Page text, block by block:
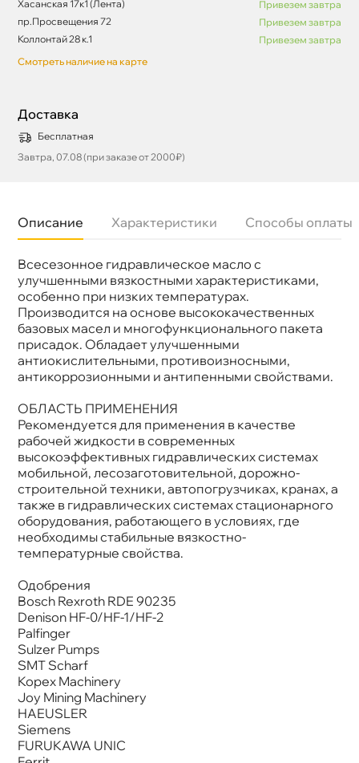
Хасанская 17к1 (Лента)
Привезем завтра
пр.Просвещения 72
Привезем завтра
Коллонтай 28 к.1
Привезем завтра
Смотреть наличие на карте
Доставка
Бесплатная
Завтра, 07.08 (при заказе от 2000₽)
Описание Характеристики Способы оплаты
сесезонное гидравлическое масло с
улучшенными вязкостными характеристиками,
особенно при низких температурах.
Производится на основе высококачественных
азовых масел и многофункционального пакета
присадок. Обладает улучшенными
антиокислительными, противоизносными,
антикоррозионными и антипенными свойствами.
ОБЛАСТЬ ПРИМЕНЕНИЯ
Рекомендуется для применения в качестве
рабочей жидкости в современных
ысокоэффективных гидравлических системах
мобильной, лесозаготовительной, дорожно-
строительной техники, автопогрузчиках, кранах, а
также в гидравлических системах стационарного
оборудования, работающего в условиях, где
необходимы стабильные вязкостно-
температурные свойства.
Одобрения
Bosch Rexroth RDE 90235
Denison HF-0/HF-1/HF-2
Palfinger
Sulzer Pumps
SMT Scharf
Kopex Machinery
Joy Mining Machinery
HAEUSLER
Siemens
FURUKAWA UNIC
Бренд
Лукойл
952л
Артикул
203900